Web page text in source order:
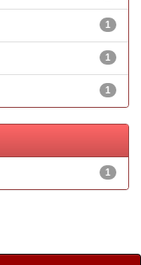
1
1
1
1